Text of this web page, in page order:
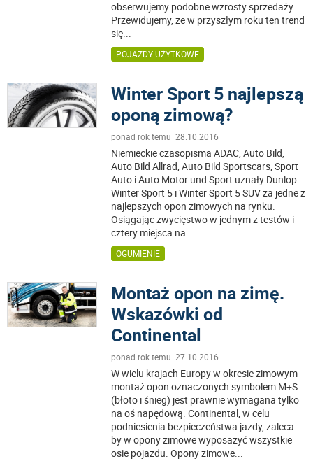
obserwujemy podobne wzrosty sprzedaży.
Przewidujemy, że w przyszłym roku ten trend
się...
POJAZDY UŻYTKOWE
Winter Sport 5 najlepszą
oponą zimową?
ponad rok temu 28.10.2016
Niemieckie czasopisma ADAC, Auto Bild,
Auto Bild Allrad, Auto Bild Sportscars, Sport
Auto i Auto Motor und Sport uznały Dunlop
Winter Sport 5 i Winter Sport 5 SUV za jedne z
najlepszych opon zimowych na rynku.
Osiągając zwycięstwo w jednym z testów i
cztery miejsca na...
OGUMIENIE
Montaż opon na zimę.
Wskazówki od
Continental
ponad rok temu 27.10.2016
W wielu krajach Europy w okresie zimowym
montaż opon oznaczonych symbolem M+S
(błoto i śnieg) jest prawnie wymagana tylko
na oś napędową. Continental, w celu
podniesienia bezpieczeństwa jazdy, zaleca
by w opony zimowe wyposażyć wszystkie
osie pojazdu. Opony zimowe...